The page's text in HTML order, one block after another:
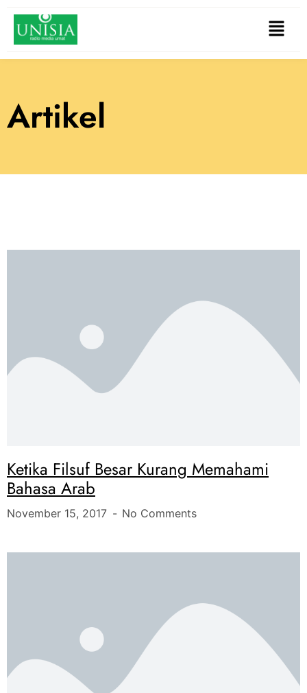
Artikel
Ketika Filsuf Besar Kurang Memahami
Bahasa Arab
November 15, 2017 No Comments